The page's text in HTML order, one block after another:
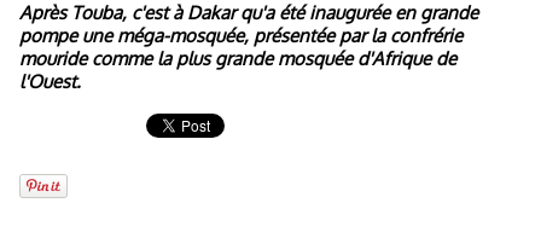
Après Touba, c'est à Dakar qu'a été inaugurée en grande
pompe une méga-mosquée, présentée par la confrérie
mouride comme la plus grande mosquée d'Afrique de
l'Ouest.